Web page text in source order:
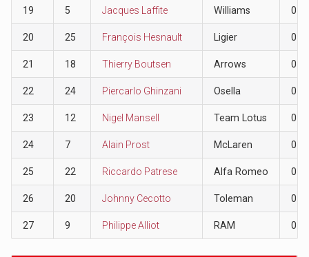
19 5 Jacques Laffite Williams 0
20 25 François Hesnault Ligier 0
21 18 Thierry Boutsen Arrows 0
22 24 Piercarlo Ghinzani Osella 0
23 12 Nigel Mansell Team Lotus 0
24 7 Alain Prost McLaren 0
25 22 Riccardo Patrese Alfa Romeo 0
26 20 Johnny Cecotto Toleman 0
27 9 Philippe Alliot RAM 0